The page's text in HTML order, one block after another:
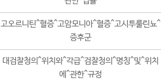
고오르니틴^혈증^고암모니아^혈증^고시투룰린뇨^
증후군
대검찰청의^위치와^각급^검찰청의^명칭^및^위치
에^관한^규정